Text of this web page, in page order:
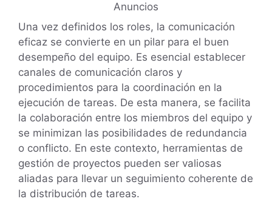
Anuncios
Una vez definidos los roles, la comunicación
eficaz se convierte en un pilar para el buen
desempeño del equipo. Es esencial establecer
canales de comunicación claros y
procedimientos para la coordinación en la
ejecución de tareas. De esta manera, se facilita
la colaboración entre los miembros del equipo y
se minimizan las posibilidades de redundancia
o conflicto. En este contexto, herramientas de
gestión de proyectos pueden ser valiosas
aliadas para llevar un seguimiento coherente de
la distribución de tareas.